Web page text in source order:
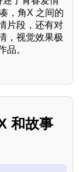
，角X 之间的
片段，还有对
，视觉效果极
品。
和故事